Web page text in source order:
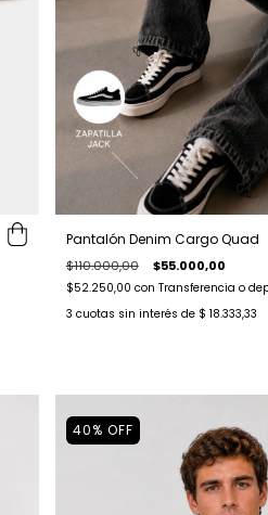
Pantalón Denim Cargo Quad
$110.000,00 $55.000,00
$52.250,00 con Transferencia o
3 cuotas sin interés de $ 18.333,33
40% OFF